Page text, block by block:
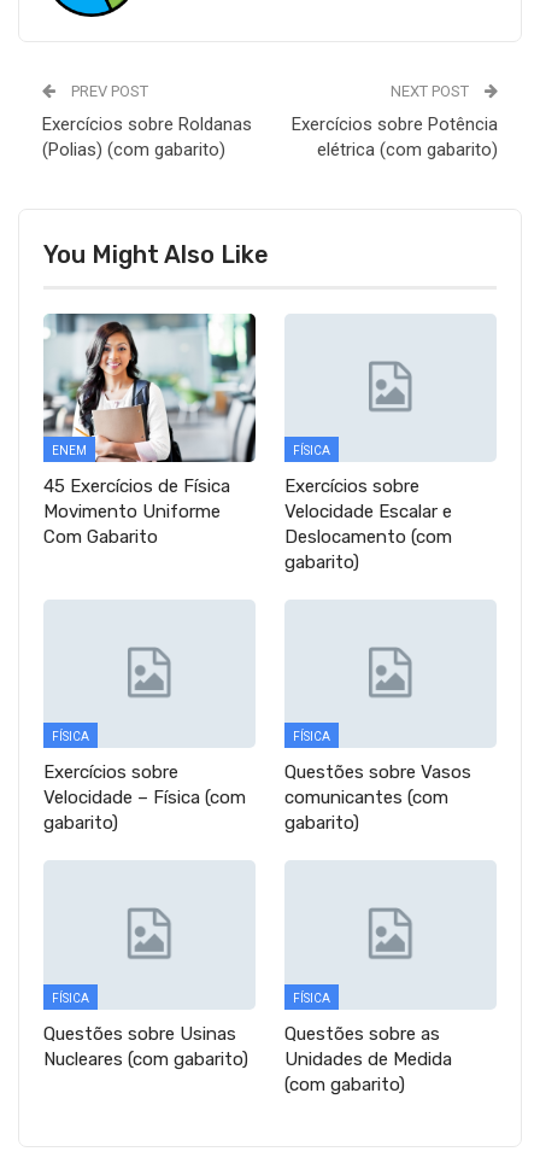
PREV POST
Exercícios sobre Roldanas
(Polias) (com gabarito)
NEXT POST
Exercícios sobre Potência
elétrica (com gabarito)
You Might Also Like
ENEM
45 Exercícios de Física
Movimento Uniforme
Com Gabarito
FÍSICA
Exercícios sobre
Velocidade Escalar e
Deslocamento (com
gabarito)
FÍSICA
Exercícios sobre
Velocidade – Física (com
gabarito)
FÍSICA
Questões sobre Vasos
comunicantes (com
gabarito)
FÍSICA
Questões sobre Usinas
Nucleares (com gabarito)
FÍSICA
Questões sobre as
Unidades de Medida
(com gabarito)